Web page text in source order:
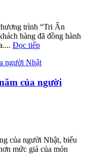
trình “Tri Ân
hàng đã đồng hành
Đọc tiếp
của người
của người Nhật, biểu
mức giá của món